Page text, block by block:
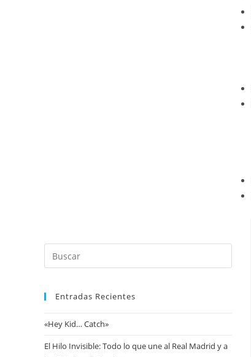
Entradas Recientes
«Hey Kid… Catch»
El Hilo Invisible: Todo lo que une al Real Madrid y a